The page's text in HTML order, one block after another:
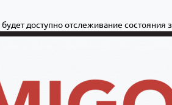
доступно отслеживание